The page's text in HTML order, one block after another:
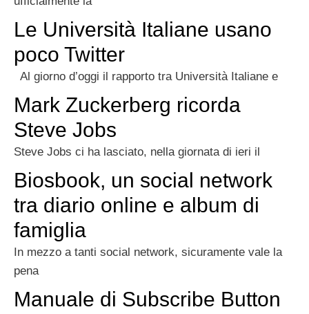
Le Università Italiane usano
poco Twitter
Al giorno d’oggi il rapporto tra Università Italiane e
Mark Zuckerberg ricorda
Steve Jobs
Steve Jobs ci ha lasciato, nella giornata di ieri il
Biosbook, un social network
tra diario online e album di
famiglia
In mezzo a tanti social network, sicuramente vale la
pena
Manuale di Subscribe Button